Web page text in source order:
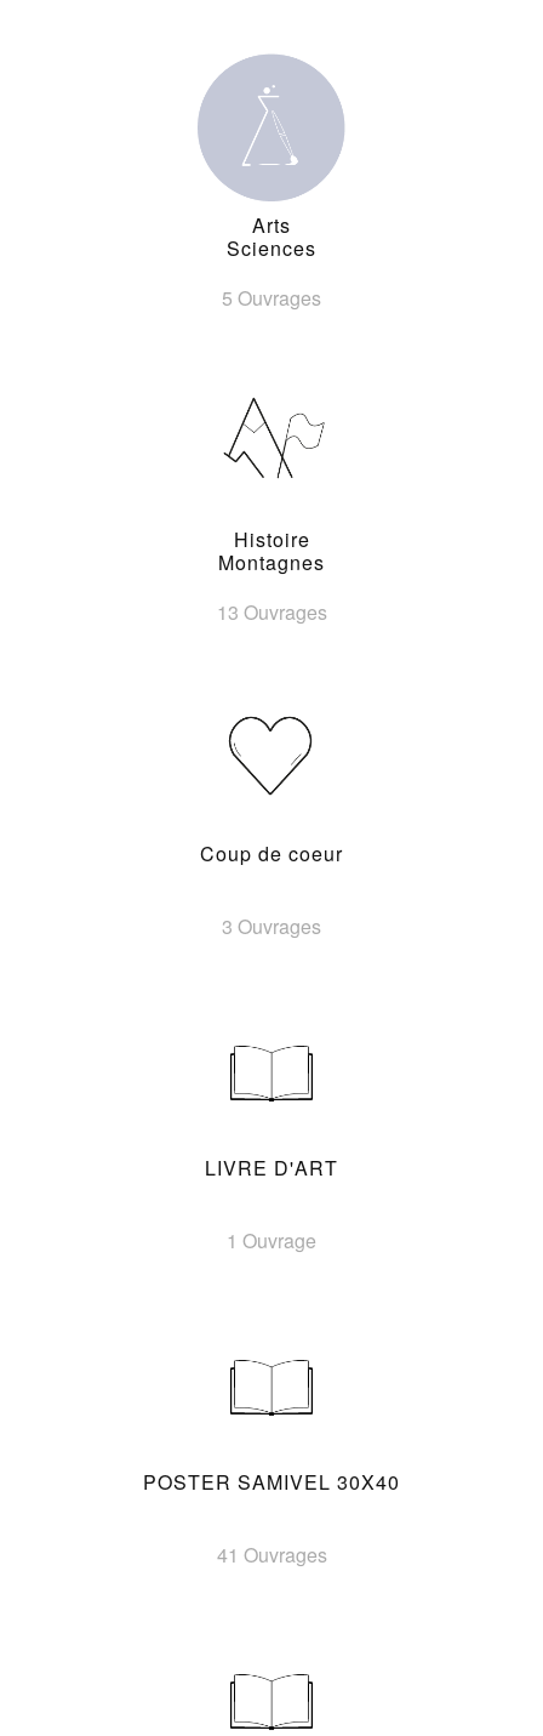
Arts
Sciences
5 Ouvrages
Histoire
Montagnes
13 Ouvrages
Coup de coeur
3 Ouvrages
LIVRE D'ART
1 Ouvrage
POSTER SAMIVEL 30X40
41 Ouvrages